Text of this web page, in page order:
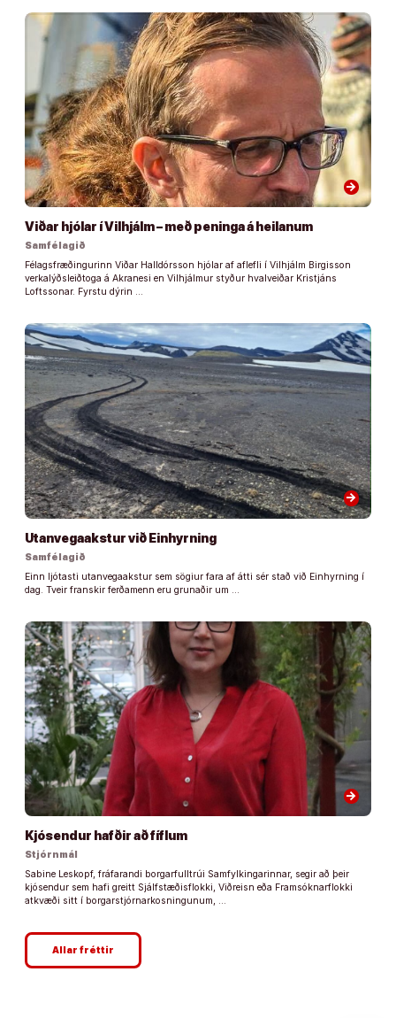
arrow_forward
Viðar hjólar í Vilhjálm – með peninga á heilanum
Samfélagið
Félagsfræðingurinn Viðar Halldórsson hjólar af aflefli í Vilhjálm Birgisson
verkalýðsleiðtoga á Akranesi en Vilhjálmur styður hvalveiðar Kristjáns
Loftssonar. Fyrstu dýrin …
arrow_forward
Utanvegaakstur við Einhyrning
Samfélagið
Einn ljótasti utanvegaakstur sem sögiur fara af átti sér stað við Einhyrning í
dag. Tveir franskir ferðamenn eru grunaðir um …
arrow_forward
Kjósendur hafðir að fíflum
Stjórnmál
Sabine Leskopf, fráfarandi borgarfulltrúi Samfylkingarinnar, segir að þeir
kjósendur sem hafi greitt Sjálfstæðisflokki, Viðreisn eða Framsóknarflokki
atkvæði sitt í borgarstjórnarkosningunum, …
Allar fréttir